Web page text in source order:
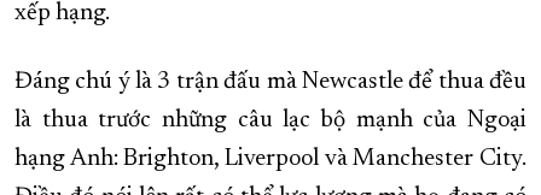
xếp hạng.
Đáng chú ý là 3 trận đấu mà Newcastle để thua đều
là thua trước những câu lạc bộ mạnh của Ngoại
hạng Anh: Brighton, Liverpool và Manchester City.